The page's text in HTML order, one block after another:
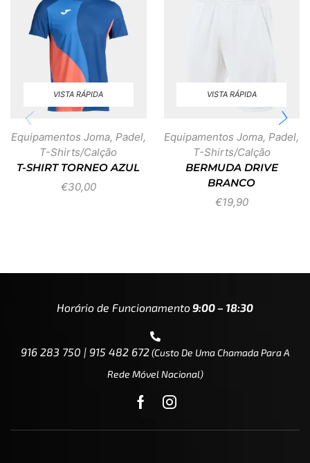
VISTA RÁPIDA
Equipamentos Joma, Padel,
T-Shirts/Calção
T-SHIRT TORNEO AZUL
€30,00
VISTA RÁPIDA
Equipamentos Joma,Padel,
T-Shirts/Calção
BERMUDA DRIVE
BRANCO
€19,90
Horário de Funcionamento9:00 – 18:30
916 283 750 | 915 482 672(custo De Uma Chamada Para A
Rede Móvel Nacional)